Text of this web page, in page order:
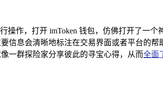
操作，打开 imToken 钱包，仿佛打开了一
信息会清晰地标注在交易界面或者平台的
一群探险家分享彼此的寻宝心得，从而全面